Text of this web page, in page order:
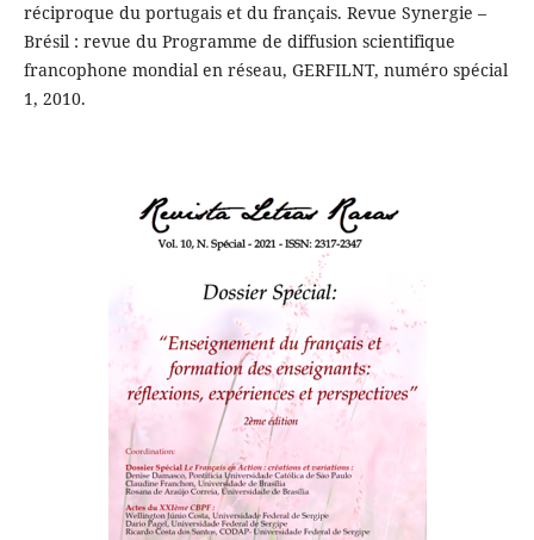
réciproque du portugais et du français. Revue Synergie –
Brésil : revue du Programme de diffusion scientifique
francophone mondial en réseau, GERFILNT, numéro spécial
1, 2010.